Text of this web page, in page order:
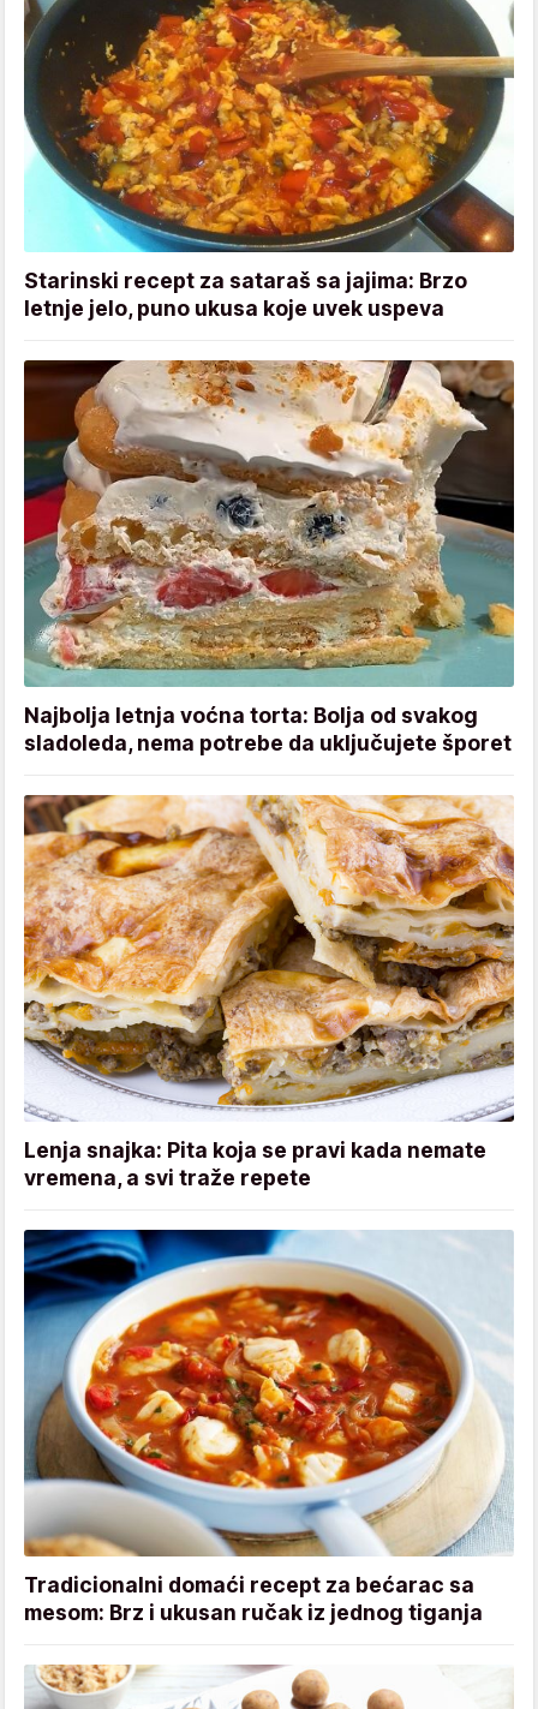
Starinski recept za sataraš sa jajima: Brzo
letnje jelo, puno ukusa koje uvek uspeva
Najbolja letnja voćna torta: Bolja od svakog
sladoleda, nema potrebe da uključujete šporet
Lenja snajka: Pita koja se pravi kada nemate
vremena, a svi traže repete
Tradicionalni domaći recept za bećarac sa
mesom: Brz i ukusan ručak iz jednog tiganja